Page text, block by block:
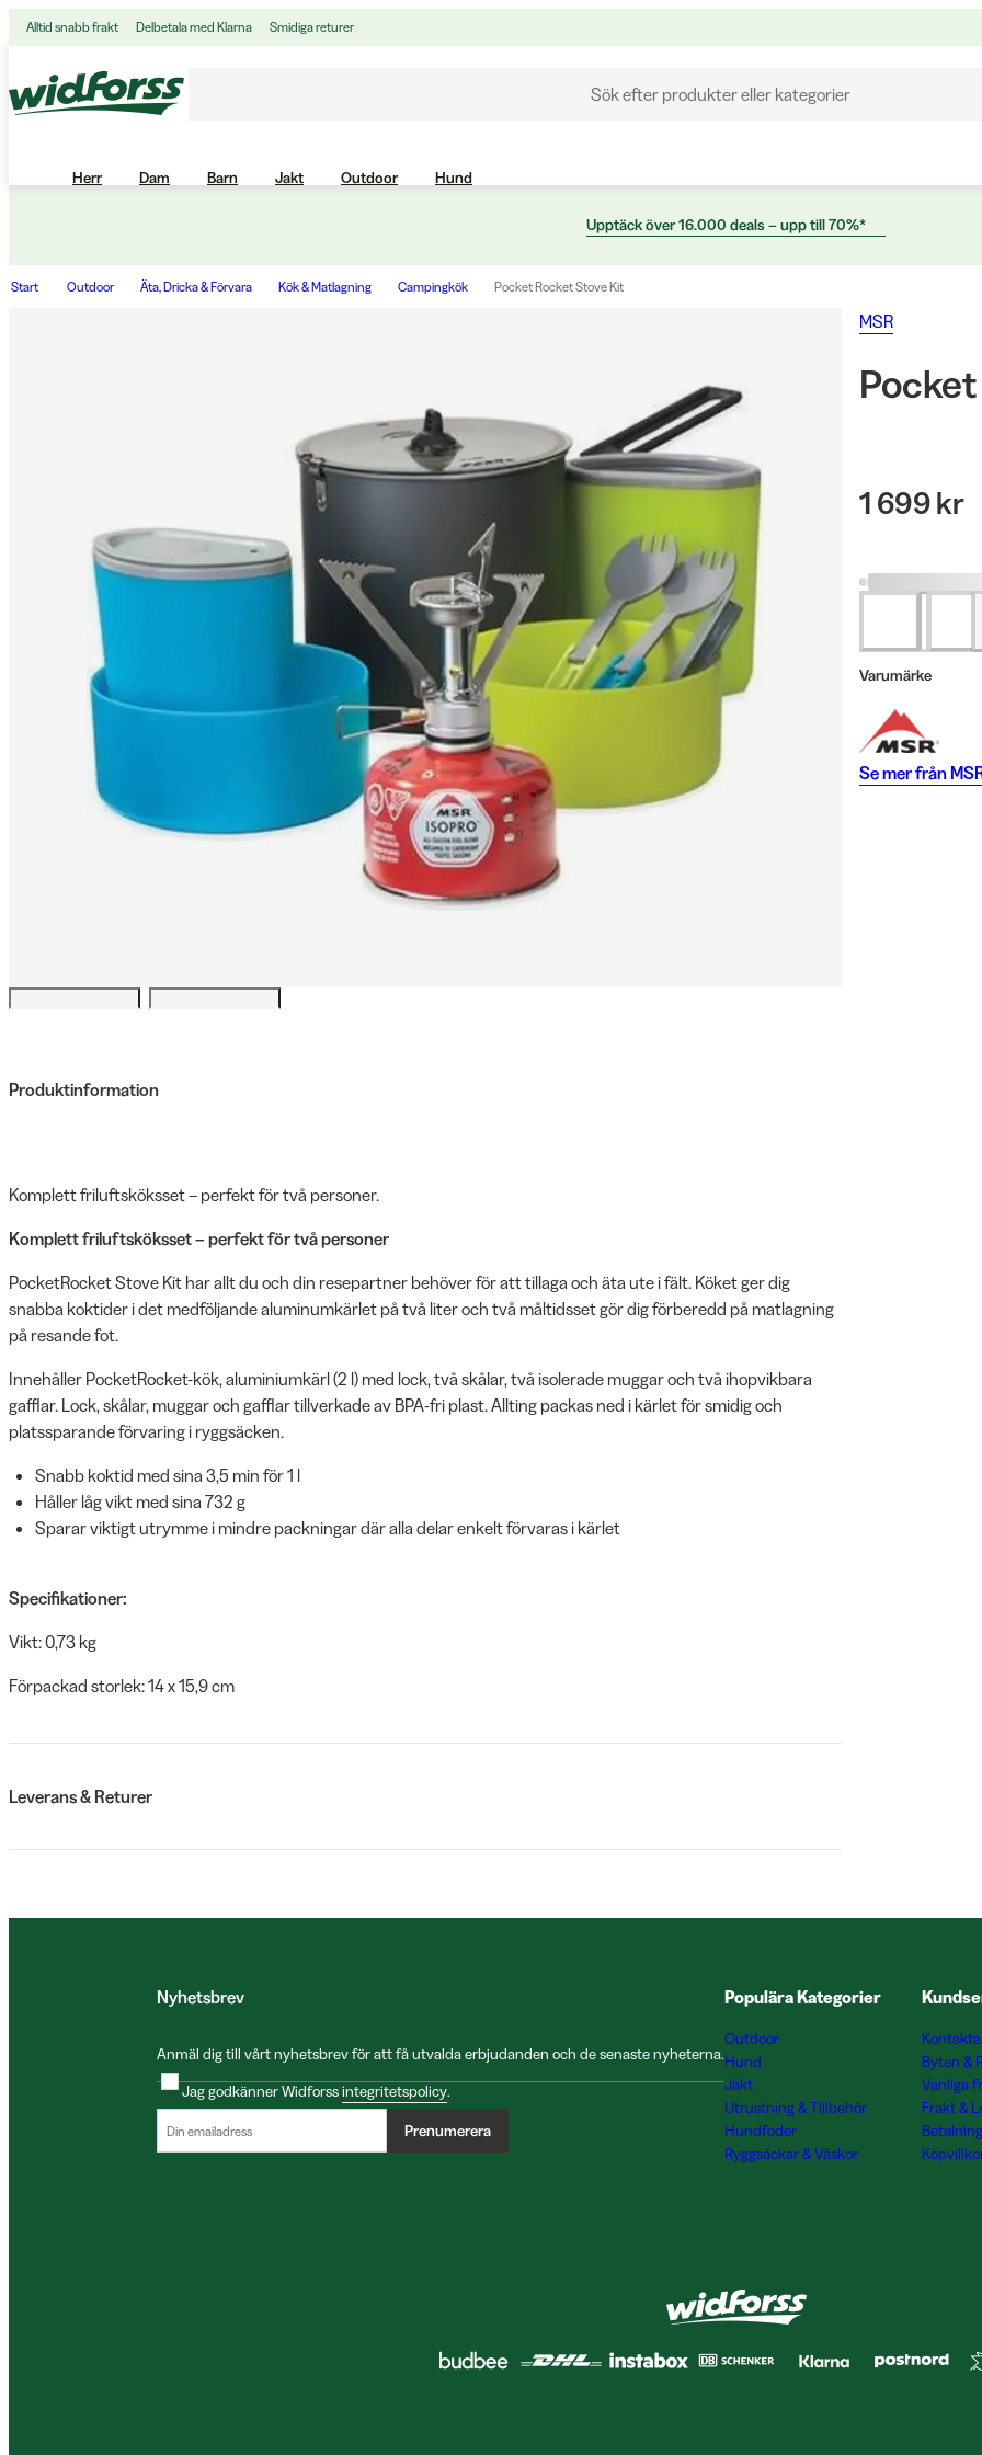
Alltid snabb frakt Delbetala med Klarna Smidiga returer
Sök efter produkter eller kategorier
Herr Dam Barn Jakt Outdoor Hund
Upptäck över 16.000 deals – upp till 70%*
Start Outdoor Äta, Dricka & Förvara Kök & Matlagning Campingkök Pocket Rocket Stove Kit
Produktinformation
Komplett friluftsköksset – perfekt för två personer.
Komplett friluftsköksset – perfekt för två personer
PocketRocket Stove Kit har allt du och din resepartner behöver för att tillaga och äta ute i fält. Köket ger dig
snabba koktider i det medföljande aluminumkärlet på två liter och två måltidsset gör dig förberedd på matlagning
på resande fot.
Innehåller PocketRocket-kök, aluminiumkärl (2 l) med lock, två skålar, två isolerade muggar och två ihopvikbara
gafflar. Lock, skålar, muggar och gafflar tillverkade av BPA-fri plast. Allting packas ned i kärlet för smidig och
platssparande förvaring i ryggsäcken.
Snabb koktid med sina 3,5 min för 1 l
Håller låg vikt med sina 732 g
Sparar viktigt utrymme i mindre packningar där alla delar enkelt förvaras i kärlet
Specifikationer:
Vikt: 0,73 kg
Förpackad storlek: 14 x 15,9 cm
Leverans & Returer
MSR
1 699 kr
Varumärke
Se mer från
Nyhetsbrev
Anmäl dig till vårt nyhetsbrev för att få utvalda erbjudanden och de senaste nyheterna.
Jag godkänner Widforssintegritetspolicy.
Prenumerera
Populära Kategorier
Outdoor
Hund
Jakt
Utrustning & Tillbehör
Hundfoder
Ryggsäckar & Väskor
Byten &
Vanliga
Frakt &
Betalning